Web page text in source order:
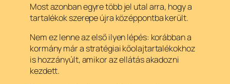
Most azonban egyre több jel utal arra, hogy a
tartalékok szerepe újra középpontba került.
Nem ez lenne az első ilyen lépés: korábban a
kormány már a stratégiai kőolajtartalékokhoz
is hozzányúlt, amikor az ellátás akadozni
kezdett.